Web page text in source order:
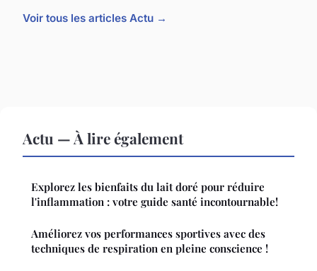
Voir tous les articles Actu →
Actu — À lire également
Explorez les bienfaits du lait doré pour réduire
l'inflammation : votre guide santé incontournable!
Améliorez vos performances sportives avec des
techniques de respiration en pleine conscience !